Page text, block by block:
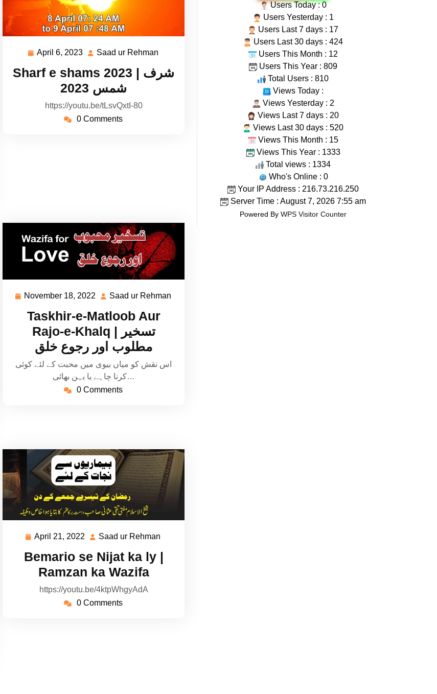
April 6, 2023 April
2023
Saad ur Rehman
Rehman
Sharf e shams 2023 | شرف
شمس 2023
https://youtu.be/tLsvQxtI-80
0 Comments
November 18, 2022 November
2022
Saad ur Rehman
Taskhir-e-Matloob Aur
Rajo-e-Khalq | تسخیر
مطلوب اور رجوع خلق
اس نقش کو میاں بیوی میں محبت کے لئے کوئی
کرنا چاہے یا بہن بھائی…
0 Comments
April 21, 2022
April
2022
Saad ur Rehman
Bemario se Nijat ka ly |
Ramzan ka Wazifa
https://youtu.be/4ktpWhgyAdA
0 Comments
Users Today : 0
Users Yesterday : 1
Users Last 7 days : 17
Users Last 30 days : 424
Users This Month : 12
Users This Year : 809
Total Users : 810
Views Today :
Views Yesterday : 2
Views Last 7 days : 20
Views Last 30 days : 520
Views This Month : 15
Views This Year : 1333
Total views : 1334
Who's Online : 0
Your IP Address : 216.73.216.250
Server Time : August 7, 2026 7:55 am
Powered By WPS Visitor Counter